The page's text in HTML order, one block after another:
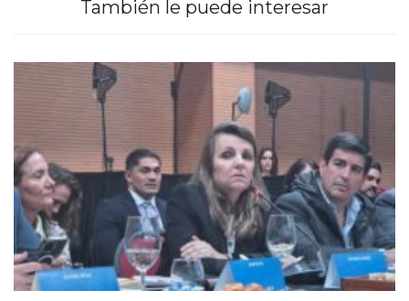
También le puede interesar